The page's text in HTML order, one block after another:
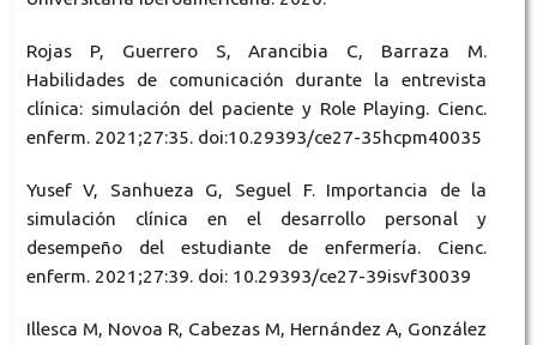
Rojas P, Guerrero S, Arancibia C, Barraza M.
Habilidades de comunicación durante la entrevista
clínica: simulación del paciente y Role Playing. Cienc.
enferm. 2021;27:35. doi:10.29393/ce27-35hcpm40035
Yusef V, Sanhueza G, Seguel F. Importancia de la
simulación clínica en el desarrollo personal y
desempeño del estudiante de enfermería. Cienc.
enferm. 2021;27:39. doi: 10.29393/ce27-39isvf30039
Illesca M, Novoa R, Cabezas M, Hernández A, González